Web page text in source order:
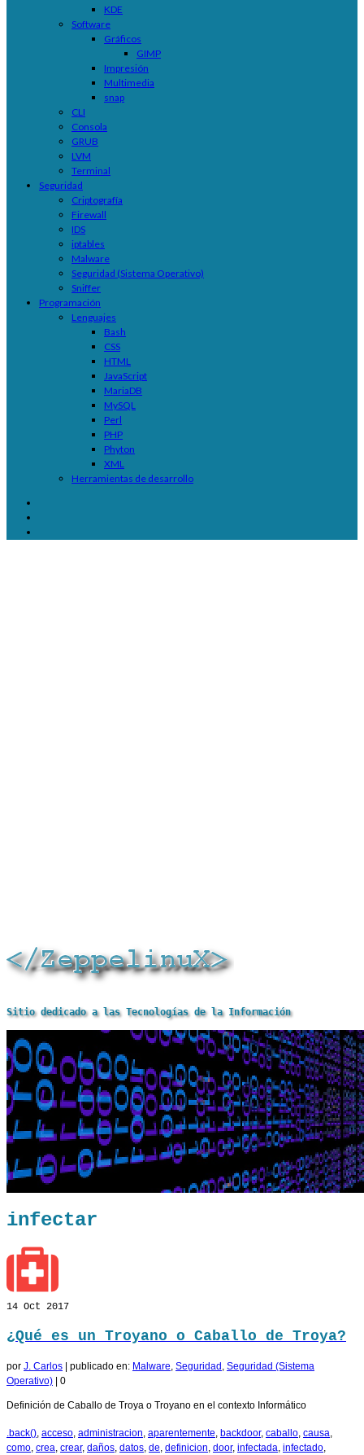
KDE
Software
Gráficos
GIMP
Impresión
Multimedia
snap
CLI
Consola
GRUB
LVM
Terminal
Seguridad
Criptografía
Firewall
IDS
iptables
Malware
Seguridad (Sistema Operativo)
Sniffer
Programación
Lenguajes
Bash
CSS
HTML
JavaScript
MariaDB
MySQL
Perl
PHP
Phyton
XML
Herramientas de desarrollo
Sitio dedicado a las Tecnologías de la Información
infectar
14 Oct 2017
¿Qué es un Troyano o Caballo de Troya?
por J. Carlos publicado en: Malware, Seguridad , Seguridad (Sistema
Operativo)
0
Definición de Caballo de Troya o Troyano en el contexto Informático
.back(), acceso, administracion, aparentemente, backdoor, caballo, causa,
como, crea, crear, daños, datos, de, definicion, door, infectada, infectado,